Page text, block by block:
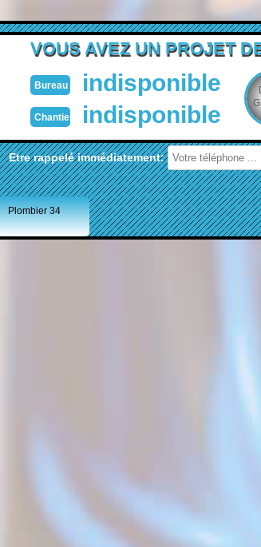
VOUS AVEZ UN PROJET
Bureau indisponible
Chantier indisponible
Etre rappelé immédiatement:
Plombier 34